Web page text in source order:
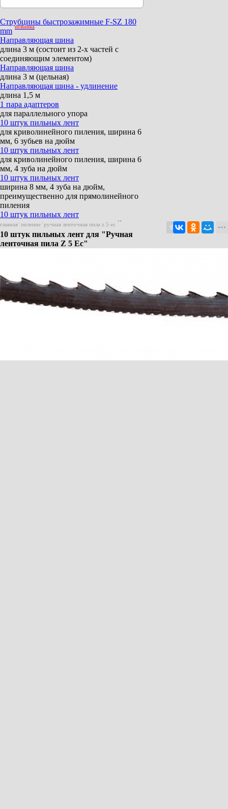
Струбцины быстрозажимные F-SZ 180
mm новинка
Направляющая шина
длина 3 м (состоит из 2-х частей с
соединяющим элементом)
Направляющая шина
длина 3 м (цельная)
Направляющая шина - удлинение
длина 1,5 м
1 пара адаптеров
для параллельного упора
10 штук пильных лент
для криволинейного пиления, ширина 6
мм, 6 зубьев на дюйм
10 штук пильных лент
для криволинейного пиления, ширина 6
мм, 4 зуба на дюйм
10 штук пильных лент
ширина 8 мм, 4 зуба на дюйм,
преимущественно для прямолинейного
пиления
10 штук пильных лент
преимущественно для прямолинейного
пиления, ширина 8 мм, 4 зуба на дюйм, с
зубчатой насечкой на задней кромке для
более легкого вывода ленты из распила.
главная / пиление / ручная ленточная пила z 5 ec
10 штук пильных лент для "Ручная
ленточная пила Z 5 Ec"